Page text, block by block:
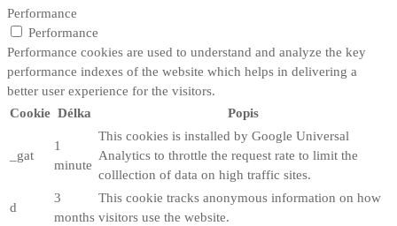
Performance
Performance
Performance cookies are used to understand and analyze the key
performance indexes of the website which helps in delivering a
better user experience for the visitors.
Cookie Délka Popis
_gat
1
minute
This cookies is installed by Google Universal
Analytics to throttle the request rate to limit the
colllection of data on high traffic sites.
d
3
months
This cookie tracks anonymous information on how
visitors use the website.